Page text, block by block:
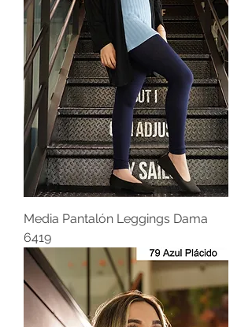
Media Pantalón Leggings Dama
6419